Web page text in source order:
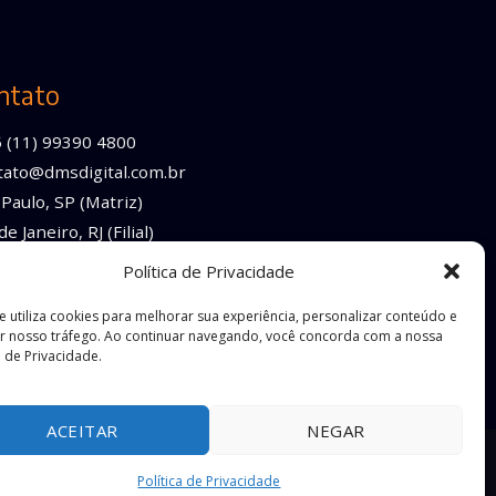
Política de Privacidade
utiliza cookies para melhorar sua experiência, personalizar conteúdo e
nosso tráfego. Ao continuar navegando, você concorda com a nossa
de Privacidade.
ACEITAR NEGAR
Política de Privacidade
(11) 99390 4800
SP (Matriz)
Janeiro, RJ (Filial)
Política de Privacidade